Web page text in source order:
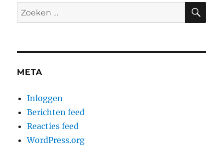
Zoeken
naar:
META
Inloggen
Berichten feed
Reacties feed
WordPress.org